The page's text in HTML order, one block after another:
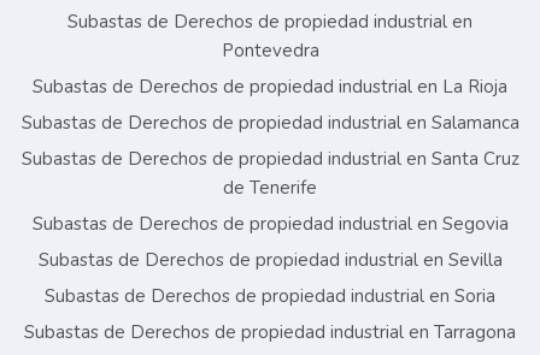
Subastas de Derechos de propiedad industrial en
Pontevedra
Subastas de Derechos de propiedad industrial en La Rioja
Subastas de Derechos de propiedad industrial en Salamanca
Subastas de Derechos de propiedad industrial en Santa Cruz
de Tenerife
Subastas de Derechos de propiedad industrial en Segovia
Subastas de Derechos de propiedad industrial en Sevilla
Subastas de Derechos de propiedad industrial en Soria
Subastas de Derechos de propiedad industrial en Tarragona